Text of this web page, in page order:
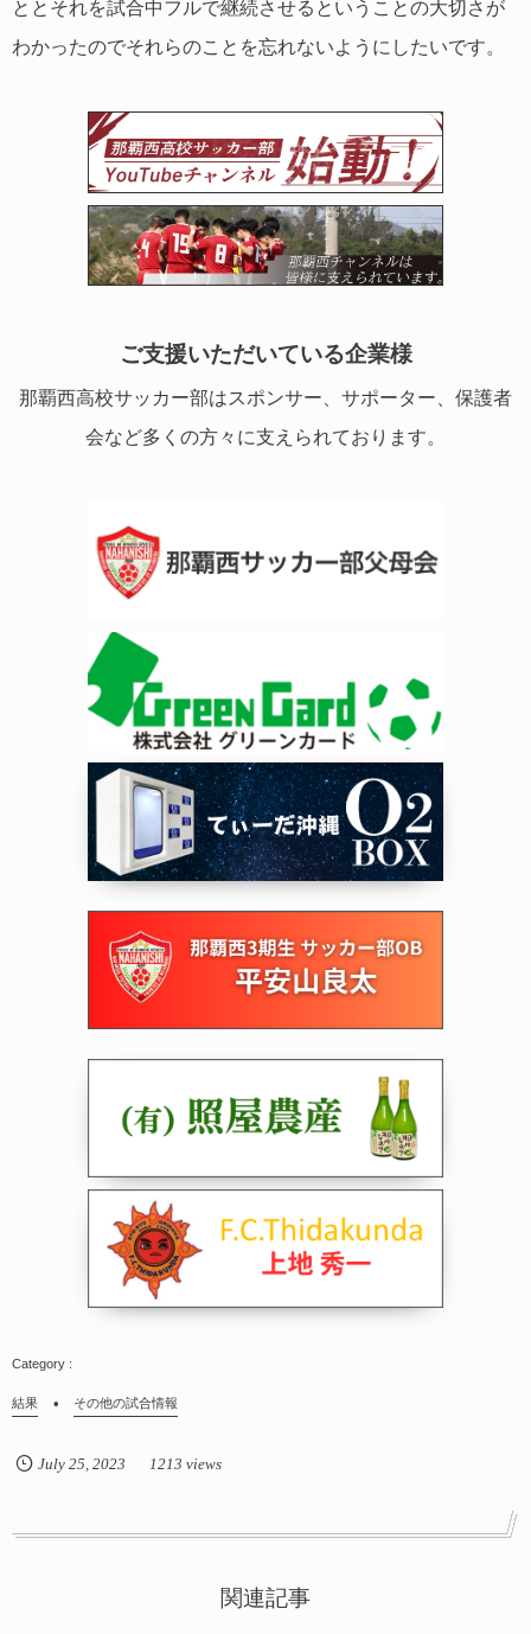
ととそれを試合中フルで継続させるということの大切さが
わかったのでそれらのことを忘れないようにしたいです。
ご支援いただいている企業様
那覇西高校サッカー部はスポンサー、サポーター、保護者
会など多くの方々に支えられております。
結果 その他の試合情報
July 25, 2023 1213 views
関連記事